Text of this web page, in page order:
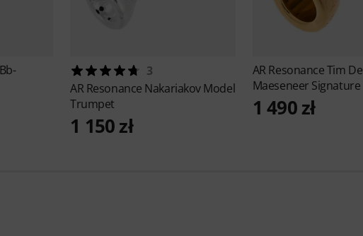
3
AR Resonance Nakariakov Model
Trumpet
1 150 zł
AR ResonanceTim De
Maeseneer Signature
1 490 zł